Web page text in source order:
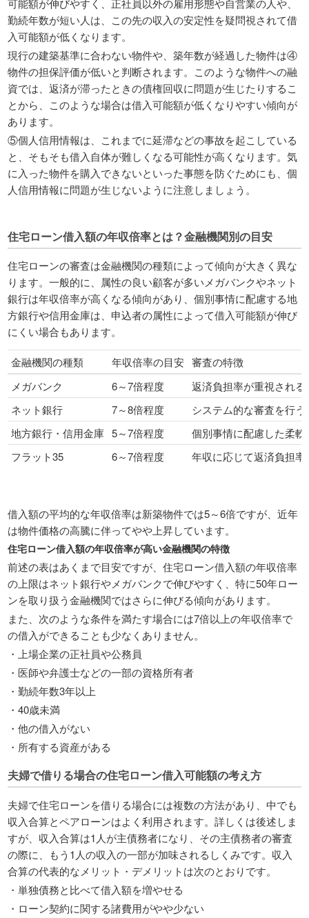
可能額が伸びやすく、正社員以外の雇用形態や自営業の人や、
勤続年数が短い人は、この先の収入の安定性を疑問視されて借
入可能額が低くなります。
現行の建築基準に合わない物件や、築年数が経過した物件は④
物件の担保評価が低いと判断されます。このような物件への融
資では、返済が滞ったときの債権回収に問題が生じたりするこ
とから、このような場合は借入可能額が低くなりやすい傾向が
あります。
⑤個人信用情報は、これまでに延滞などの事故を起こしている
と、そもそも借入自体が難しくなる可能性が高くなります。気
に入った物件を購入できないといった事態を防ぐためにも、個
人信用情報に問題が生じないように注意しましょう。
住宅ローン借入額の年収倍率とは？金融機関別の目安
住宅ローンの審査は金融機関の種類によって傾向が大きく異な
ります。一般的に、属性の良い顧客が多いメガバンクやネット
銀行は年収倍率が高くなる傾向があり、個別事情に配慮する地
方銀行や信用金庫は、申込者の属性によって借入可能額が伸び
にくい場合もあります。
金融機関の種類 年収倍率の目安 審査の特徴
メガバンク
6～7倍程度
返済負担率が重視され
ネット銀行
7～8倍程度
システム的な審査を行
地方銀行・信用金庫 5～7倍程度
個別事情に配慮した柔
フラット35
6～7倍程度 年収に応じて返済負担
借入額の平均的な年収倍率は新築物件では5～6倍ですが、近年
は物件価格の高騰に伴ってやや上昇しています。
住宅ローン借入額の年収倍率が高い金融機関の特徴
前述の表はあくまで目安ですが、住宅ローン借入額の年収倍率
の上限はネット銀行やメガバンクで伸びやすく、特に50年ロー
ンを取り扱う金融機関ではさらに伸びる傾向があります。
また、次のような条件を満たす場合には7倍以上の年収倍率で
の借入ができることも少なくありません。
・上場企業の正社員や公務員
・医師や弁護士などの一部の資格所有者
・勤続年数3年以上
・40歳未満
・他の借入がない
・所有する資産がある
夫婦で借りる場合の住宅ローン借入可能額の考え方
夫婦で住宅ローンを借りる場合には複数の方法があり、中でも
収入合算とペアローンはよく利用されます。詳しくは後述しま
すが、収入合算は1人が主債務者になり、その主債務者の審査
の際に、もう1人の収入の一部が加味されるしくみです。収入
合算の代表的なメリット・デメリットは次のとおりです。
・単独債務と比べて借入額を増やせる
・ローン契約に関する諸費用がやや少ない